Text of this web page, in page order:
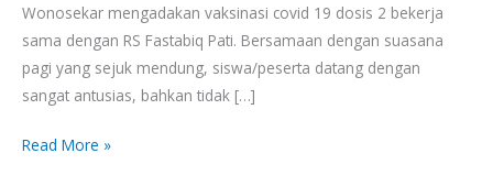
Wonosekar mengadakan vaksinasi covid 19 dosis 2 bekerja
sama dengan RS Fastabiq Pati. Bersamaan dengan suasana
pagi yang sejuk mendung, siswa/peserta datang dengan
sangat antusias, bahkan tidak […]
Read More »